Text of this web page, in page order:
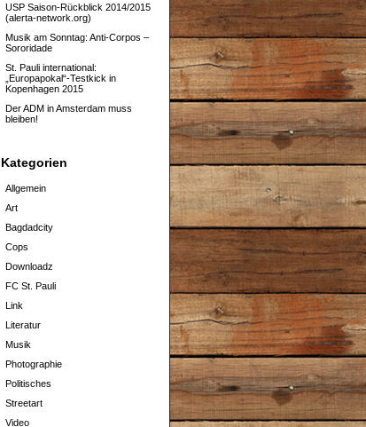
USP Saison-Rückblick 2014/2015
(alerta-network.org)
Musik am Sonntag: Anti-Corpos –
Sororidade
St. Pauli international:
„Europapokal“-Testkick in
Kopenhagen 2015
Der ADM in Amsterdam muss
bleiben!
Kategorien
Allgemein
Art
Bagdadcity
Cops
Downloadz
FC St. Pauli
Link
Literatur
Musik
Photographie
Politisches
Streetart
Video